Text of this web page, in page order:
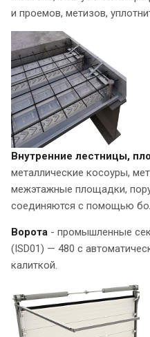
и проемов, метизов,
Внутренние лестницы,
металлические косоуры,
межэтажные площадки,
соединяются с помощью
Ворота - промышленные
(ISD01) — 480 с
калиткой.